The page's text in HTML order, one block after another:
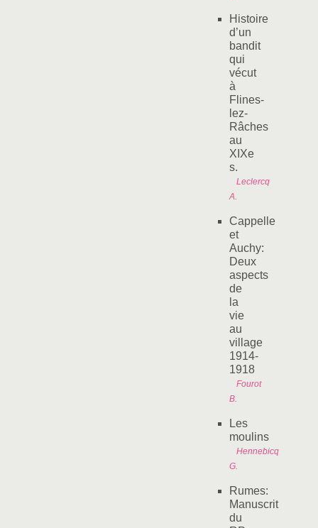
Histoire
d’un
bandit
qui
vécut
à
Flines-
lez-
Râches
au
XIXe
s.
Leclercq
A.
Cappelle
et
Auchy:
Deux
aspects
de
la
vie
au
village
1914-
1918
Fourot
B.
Les
moulins
Hennebicq
G.
Rumes:
Manuscrit
du